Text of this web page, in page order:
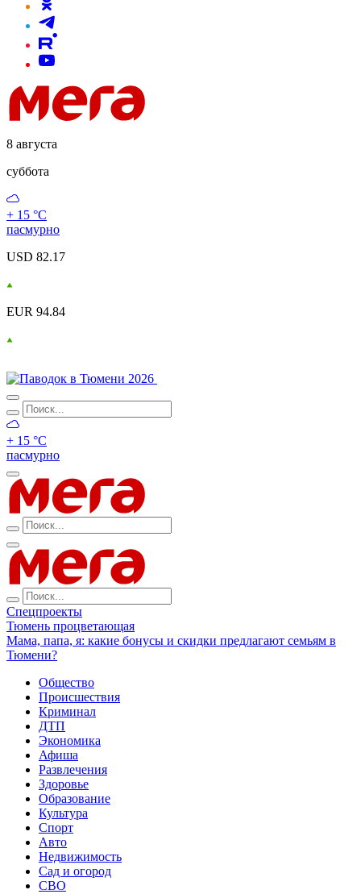
8 августа
суббота
+ 15 °С
пасмурно
USD 82.17
EUR 94.84
+ 15 °С
пасмурно
Спецпроекты
Тюмень процветающая
Мама, папа, я: какие бонусы и скидки предлагают семьям в
Тюмени?
Общество
Происшествия
Криминал
ДТП
Экономика
Афиша
Развлечения
Здоровье
Образование
Культура
Спорт
Авто
Недвижимость
Сад и огород
СВО